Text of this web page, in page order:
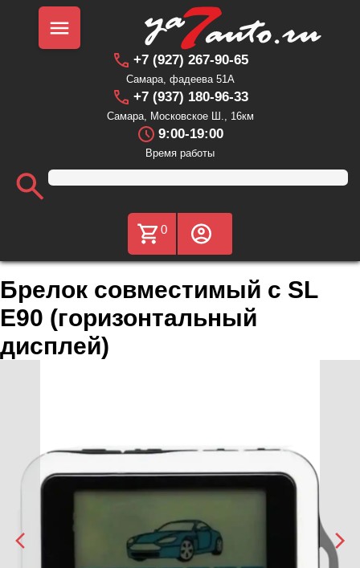
+7 (927) 267-90-65
Самара, фадеева 51А
+7 (937) 180-96-33
Самара, Московское Ш., 16км
9:00-19:00
Время работы
0
Брелок совместимый с SL
E90 (горизонтальный
дисплей)